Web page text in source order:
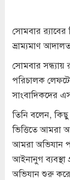
সোমবার র‌্যাবের
ভ্রাম্যমাণ
সোমবার সন্ধ্যায়
পরিচালক
সাংবাদিকদের
তিনি বলেন, কিছু
ভিত্তিতে আমরা
আমরা অভিযান
আইনানুগ
অভিযান শুরু